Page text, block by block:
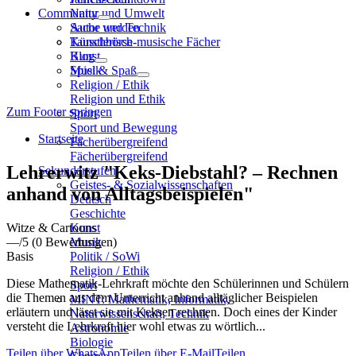
Natur und Umwelt
Sache und Technik
Künstlerisch-musische Fächer
Kunst
Musik
Religion / Ethik
Religion und Ethik
Sport
Sport und Bewegung
Fächerübergreifend
Fächerübergreifend
Sekundarstufen
Geistes- & Sozialwissenschaften
Deutsch
Geschichte
Kunst
Musik
Politik / SoWi
Religion / Ethik
Sport
MINT: Mathematik, Informatik,
Naturwissenschaft, Technik
Astronomie
Biologie
Community
Autor werden
Tauschbörse
Blog
Spiel & Spaß
Zum Footer springen
Startseite
Lehrerwitz "Keks-Diebstahl? – Rechnen
anhand von Alltagsbeispielen"
Witze & Cartoons
—/5 (0 Bewertungen)
Basis
Diese Mathematik-Lehrkraft möchte den Schülerinnen und Schülern
die Themen aus dem Unterricht anhand alltäglicher Beispielen
erläutern und lässt sie mit Keksen rechnen. Doch eines der Kinder
versteht die Lehrkraft hier wohl etwas zu wörtlich...
Teilen über WhatsAppTeilen über E-MailTeilen…